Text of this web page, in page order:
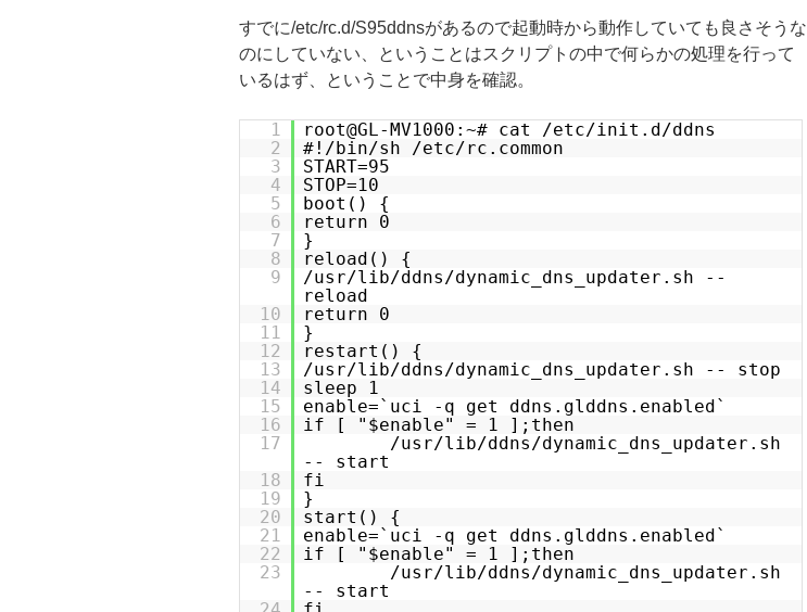
すでに/etc/rc.d/S95ddnsがあるので起動時から動作していても良さそうな
のにしていない、ということはスクリプトの中で何らかの処理を行って
いるはず、ということで中身を確認。
1
root@GL-MV1000:~# cat /etc/init.d/ddns
2
#!/bin/sh /etc/rc.common
3
START=95
4
STOP=10
5
boot() {
6
return 0
7
}
8
reload() {
9
/usr/lib/ddns/dynamic_dns_updater.sh --
reload
10
return 0
11
}
12
restart() {
13
/usr/lib/ddns/dynamic_dns_updater.sh -- stop
14
sleep 1
15
enable=`uci -q get ddns.glddns.enabled`
16
if [ "$enable" = 1 ];then
17
/usr/lib/ddns/dynamic_dns_updater.sh
-- start
18
fi
19
}
20
start() {
21
enable=`uci -q get ddns.glddns.enabled`
22
if [ "$enable" = 1 ];then
23
/usr/lib/ddns/dynamic_dns_updater.sh
-- start